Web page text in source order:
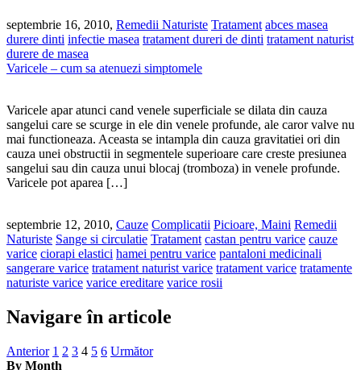
septembrie 16, 2010, Remedii Naturiste Tratament abces masea
durere dinti infectie masea tratament dureri de dinti tratament naturist
durere de masea
Varicele – cum sa atenuezi simptomele
Varicele apar atunci cand venele superficiale se dilata din cauza
sangelui care se scurge in ele din venele profunde, ale caror valve nu
mai functioneaza. Aceasta se intampla din cauza gravitatiei ori din
cauza unei obstructii in segmentele superioare care creste presiunea
sangelui sau din cauza unui blocaj (tromboza) in venele profunde.
Varicele pot aparea […]
septembrie 12, 2010, Cauze Complicatii Picioare, Maini Remedii
Naturiste Sange si circulatie Tratament castan pentru varice cauze
varice ciorapi elastici hamei pentru varice pantaloni medicinali
sangerare varice tratament naturist varice tratament varice tratamente
naturiste varice varice ereditare varice rosii
Navigare în articole
Anterior 1 2 3 4 5 6 Următor
By Month